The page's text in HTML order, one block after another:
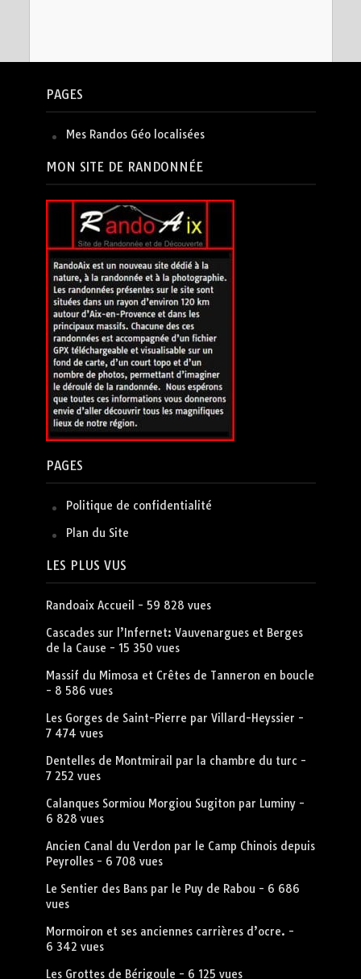
PAGES
Mes Randos Géo localisées
MON SITE DE RANDONNÉE
PAGES
Politique de confidentialité
Plan du Site
LES PLUS VUS
Randoaix Accueil - 59 828 vues
Cascades sur l’Infernet: Vauvenargues et Berges
de la Cause - 15 350 vues
Massif du Mimosa et Crêtes de Tanneron en boucle
- 8 586 vues
Les Gorges de Saint-Pierre par Villard-Heyssier -
7 474 vues
Dentelles de Montmirail par la chambre du turc -
7 252 vues
Calanques Sormiou Morgiou Sugiton par Luminy-
6 828 vues
Ancien Canal du Verdon par le Camp Chinois depuis
Peyrolles- 6 708 vues
Le Sentier des Bans par le Puy de Rabou - 6 686
vues
Mormoiron et ses anciennes carrières d’ocre. -
6 342 vues
Les Grottes de Bérigoule - 6 125 vues